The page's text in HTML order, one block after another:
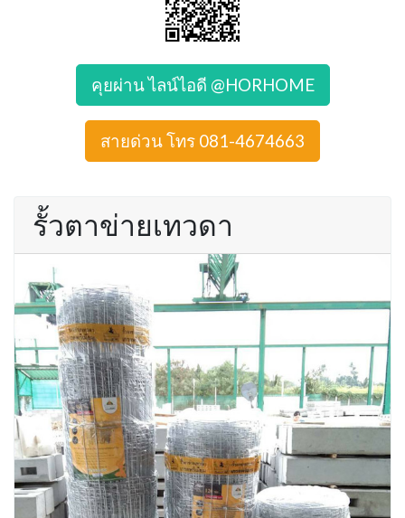
คุยผ่าน ไลน์ไอดี @HORHOME
สายด่วน โทร 081-4674663
รั้วตาข่ายเทวดา